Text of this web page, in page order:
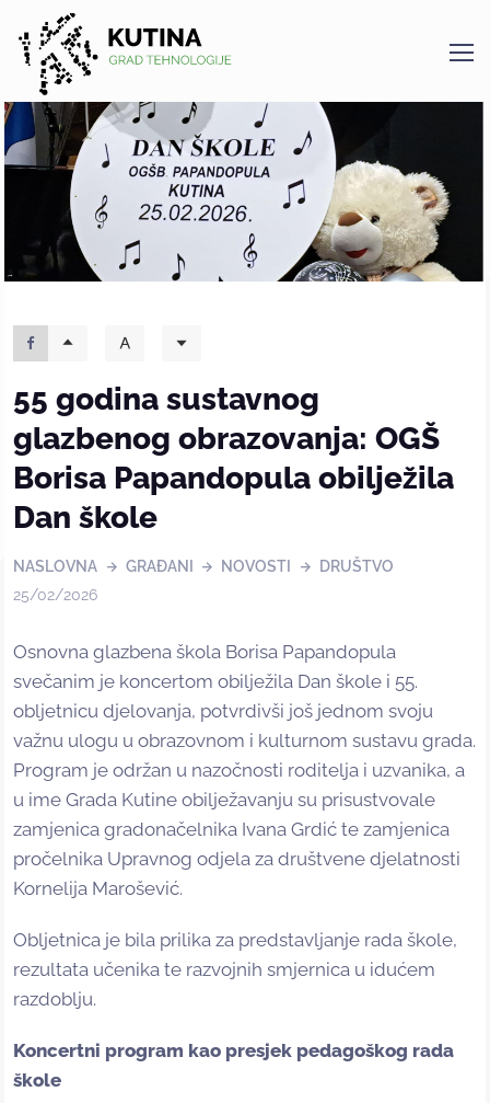
Kutina
55 godina sustavnog
glazbenog obrazovanja: OGŠ
Borisa Papandopula obilježila
Dan škole
NASLOVNA GRAĐANI NOVOSTI
DRUŠTVO
25/02/2026
Osnovna glazbena škola Borisa Papandopula
svečanim je koncertom obilježila Dan škole i 55.
obljetnicu djelovanja, potvrdivši još jednom svoju
važnu ulogu u obrazovnom i kulturnom sustavu grada.
Program je održan u nazočnosti roditelja i uzvanika, a
u ime Grada Kutine obilježavanju su prisustvovale
zamjenica gradonačelnika Ivana Grdić te zamjenica
pročelnika Upravnog odjela za društvene djelatnosti
Kornelija Marošević.
Obljetnica je bila prilika za predstavljanje rada škole,
rezultata učenika te razvojnih smjernica u idućem
razdoblju.
Koncertni program kao presjek pedagoškog rada
škole